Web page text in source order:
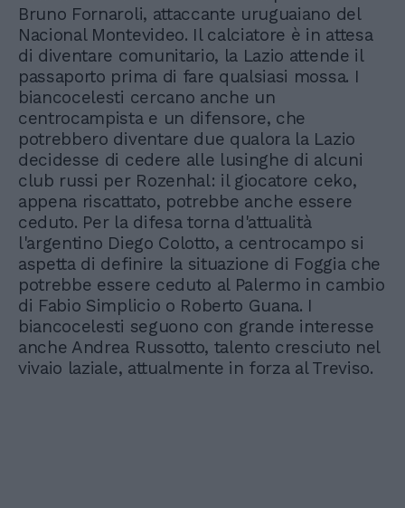
Bruno Fornaroli, attaccante uruguaiano del
Nacional Montevideo. Il calciatore è in attesa
di diventare comunitario, la Lazio attende il
passaporto prima di fare qualsiasi mossa. I
biancocelesti cercano anche un
centrocampista e un difensore, che
potrebbero diventare due qualora la Lazio
decidesse di cedere alle lusinghe di alcuni
club russi per Rozenhal: il giocatore ceko,
appena riscattato, potrebbe anche essere
ceduto. Per la difesa torna d'attualità
l'argentino Diego Colotto, a centrocampo si
aspetta di definire la situazione di Foggia che
potrebbe essere ceduto al Palermo in cambio
di Fabio Simplicio o Roberto Guana. I
biancocelesti seguono con grande interesse
anche Andrea Russotto, talento cresciuto nel
vivaio laziale, attualmente in forza al Treviso.